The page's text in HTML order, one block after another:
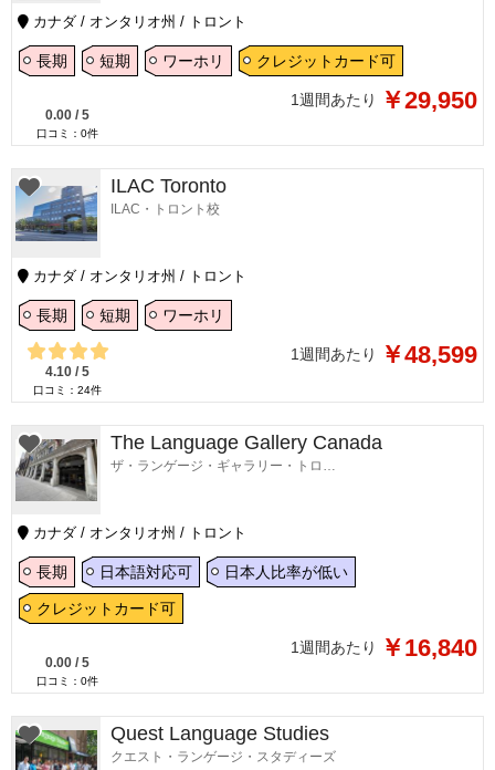
カナダ / オンタリオ州 / トロント
長期 短期 ワーホリ クレジットカード可
0.00 / 5
口コミ： 0件
1週間あたり ￥29,950
ILAC Toronto
ILAC・トロント校
カナダ / オンタリオ州 / トロント
長期 短期 ワーホリ
4.10 / 5
口コミ： 24件
1週間あたり ￥48,599
The Language Gallery Canada
ザ・ランゲージ・ギャラリー・トロント校
カナダ / オンタリオ州 / トロント
長期 日本語対応可 日本人比率が低い
クレジットカード可
0.00 / 5
口コミ： 0件
1週間あたり ￥16,840
Quest Language Studies
クエスト・ランゲージ・スタディーズ